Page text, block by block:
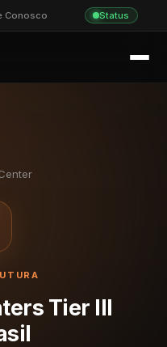
Conosco Status
Tier III